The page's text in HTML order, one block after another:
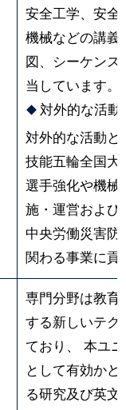
安全工学、安全
機械などの講義
図、シーケン
当しています。
対外的な活
対外的な活動と
技能五輪全国大
選手強化や機械
施・運営および
中央労働災害防
関わる事業に貢
専門分野は教育
する新しいテク
ており、 本ユ
として有効か
る研究及び英